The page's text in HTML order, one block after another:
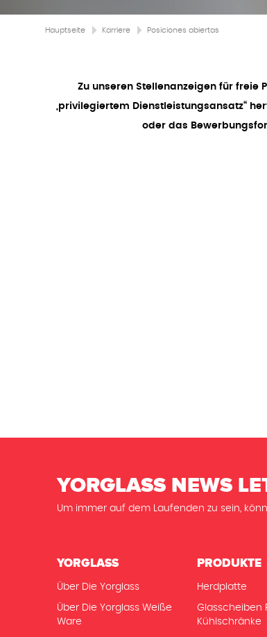
Hauptseite Karriere Posiciones abiertas
Zu unseren Stellenanzeigen für freie
„privilegiertem Dienstleistungsansatz“
oder das
YORGLASS NEWS
Um immer auf dem Laufenden zu sein,
YORGLASS
Über Die Yorglass
Über Die Yorglass Weiße
Ware
PRODUKTE
Herdplatte
Glasscheiben
Kühlschränke